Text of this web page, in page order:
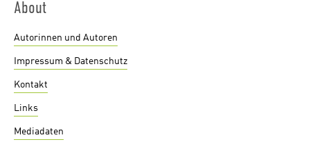
About
Autorinnen und Autoren
Impressum & Datenschutz
Kontakt
Links
Mediadaten